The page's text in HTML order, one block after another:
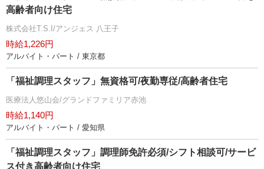
高齢者向け住宅
株式会社T.S.I/アンジェス 八王子
時給1,226円
アルバイト・パート / 東京都
「福祉調理スタッフ」無資格可/夜勤専従/高齢者住宅
医療法人悠山会/グランドファミリア赤池
時給1,140円
アルバイト・パート / 愛知県
「福祉調理スタッフ」調理師免許必須/シフト相談可/サービ
ス付き高齢者向け住宅